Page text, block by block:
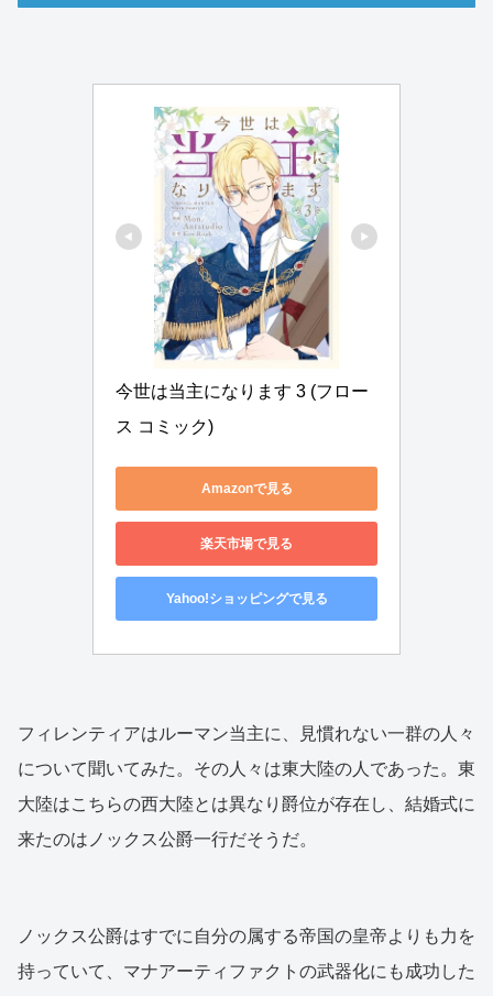
今世は当主になります 3 (フロー
ス コミック)
Amazonで見る
楽天市場で見る
Yahoo!ショッピングで見る
フィレンティアはルーマン当主に、見慣れない一群の人々
について聞いてみた。その人々は東大陸の人であった。東
大陸はこちらの西大陸とは異なり爵位が存在し、結婚式に
来たのはノックス公爵一行だそうだ。
ノックス公爵はすでに自分の属する帝国の皇帝よりも力を
持っていて、マナアーティファクトの武器化にも成功した